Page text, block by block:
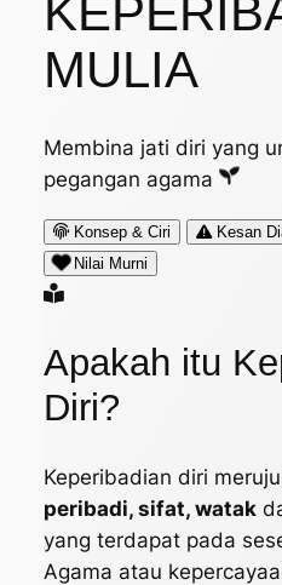
MULIA
Membina jati diri yang
pegangan agama
Konsep & Ciri Kesan
Nilai Murni
Apakah itu
Diri?
Keperibadian diri
peribadi, sifat, watak
yang terdapat pada
Agama atau